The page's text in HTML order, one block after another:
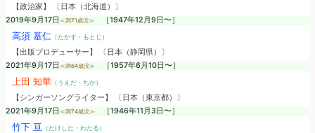
【政治家】 〔日本（北海道）〕
2019年9月17日 ≪満71歳没≫ ［1947年12月9日〜］
高須 基仁 （たかす・もとじ）
【出版プロデューサー】 〔日本（静岡県）〕
2021年9月17日 ≪満64歳没≫ ［1957年6月10日〜］
上田 知華（うえだ・ちか）
【シンガーソングライター】 〔日本（東京都）〕
2021年9月17日 ≪満74歳没≫ ［1946年11月3日〜］
竹下 亘 （たけした・わたる）